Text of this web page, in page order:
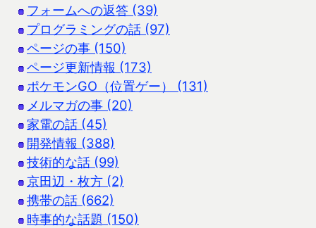
フォームへの返答 (39)
プログラミングの話 (97)
ページの事 (150)
ページ更新情報 (173)
ポケモンGO（位置ゲー） (131)
メルマガの事 (20)
家電の話 (45)
開発情報 (388)
技術的な話 (99)
京田辺・枚方 (2)
携帯の話 (662)
時事的な話題 (150)